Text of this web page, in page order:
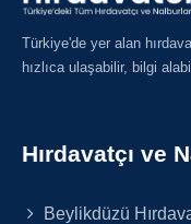
Türkiye'de yer alan
hızlıca ulaşabilir, bilgi
Hırdavatçı ve
Beylikdüzü